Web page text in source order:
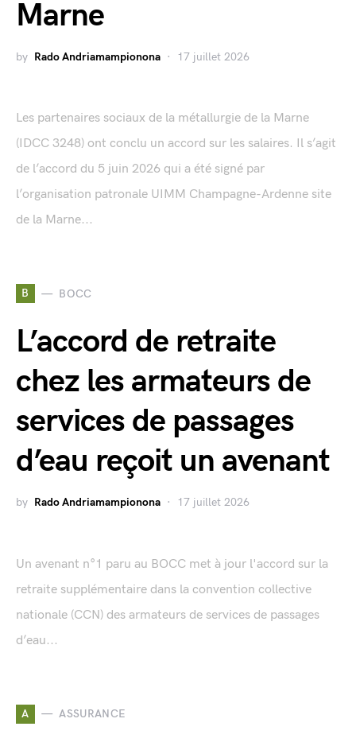
Marne
by Rado Andriamampionona 17 juillet 2026
Les partenaires sociaux de la métallurgie de la Marne
(IDCC 3248) ont conclu un accord sur les salaires. Il s’agit
de l’accord du 5 juin 2026 qui a été signé par
l’organisation patronale UIMM Champagne-Ardenne site
de la Marne...
B BOCC
L’accord de retraite
chez les armateurs de
services de passages
d’eau reçoit un avenant
by Rado Andriamampionona 17 juillet 2026
Un avenant n°1 paru au BOCC met à jour l'accord sur la
retraite supplémentaire dans la convention collective
nationale (CCN) des armateurs de services de passages
d’eau...
A ASSURANCE